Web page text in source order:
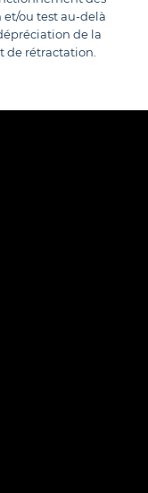
ou test au-delà
de la
de rétractation.